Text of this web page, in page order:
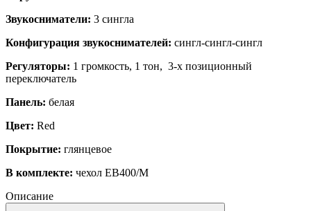
Звукосниматели: 3 сингла
Конфигурация звукоснимателей: сингл-сингл-сингл
Регуляторы: 1 громкость, 1 тон, 3-х позиционный
переключатель
Панель: белая
Цвет: Red
Покрытие: глянцевое
В комплекте: чехол EB400/M
Описание